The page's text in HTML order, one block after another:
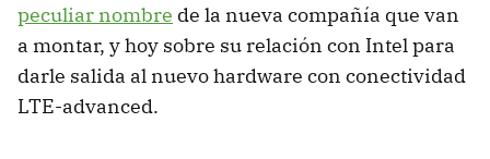
peculiar nombre de la nueva compañía que van
a montar, y hoy sobre su relación con Intel para
darle salida al nuevo hardware con conectividad
LTE-advanced.